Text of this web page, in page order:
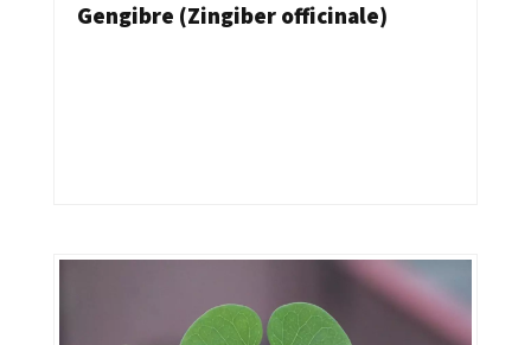
Gengibre (Zingiber officinale)